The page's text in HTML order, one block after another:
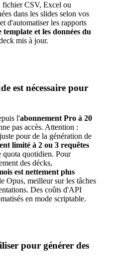
fichier CSV, Excel ou
dans les slides selon vos
d'automatiser les rapports
template et les données du
mis à jour.
est nécessaire pour
l'abonnement Pro à 20
pas accès. Attention :
pour de la génération de
limité à 2 ou 3 requêtes
quota quotidien. Pour
des décks,
est nettement plus
Opus, meilleur sur les tâches
Des coûts d'API
en mode scriptable.
pour générer des